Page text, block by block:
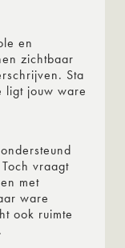
en
zichtbaar
Sta
ligt jouw ware
vraagt
met
ware
ook ruimte